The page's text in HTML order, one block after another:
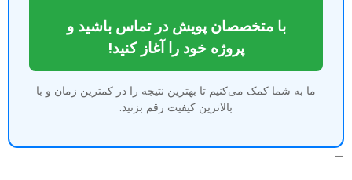
با متخصصان پویش در تماس باشید و
پروژه خود را آغاز کنید!
ما به شما کمک می‌کنیم تا بهترین نتیجه را در کمترین زمان و با
بالاترین کیفیت رقم بزنید.
—